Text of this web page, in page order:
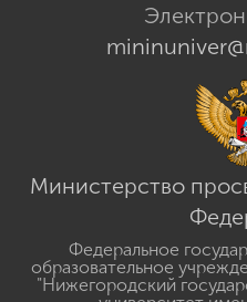
Министерство
Федеральное
образовательное
"Нижегородский